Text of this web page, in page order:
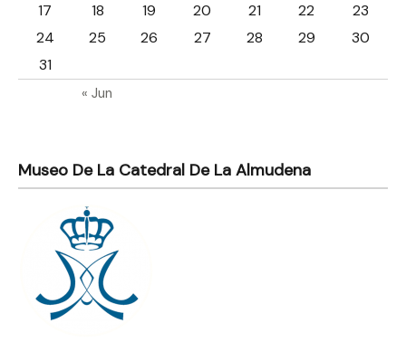
« Jun
17
18 19 20 21 22
23
24
25 26 27 28 29
30
31
Museo De La Catedral De La Almudena